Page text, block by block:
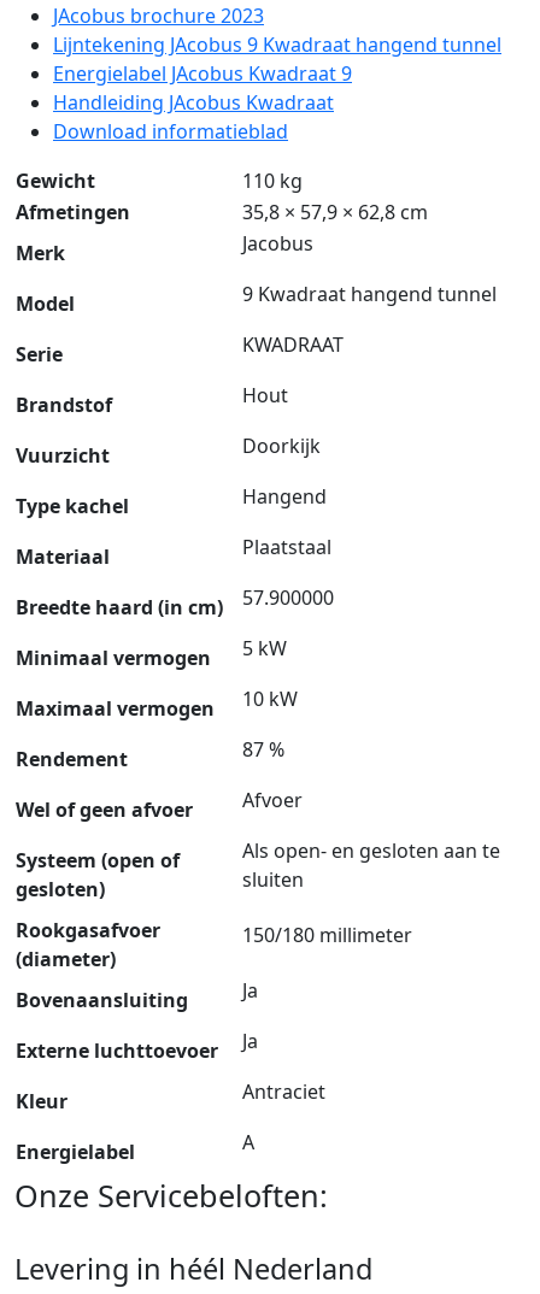
JAcobus brochure 2023
Lijntekening JAcobus 9 Kwadraat hangend tunnel
Energielabel JAcobus Kwadraat 9
Handleiding JAcobus Kwadraat
Download informatieblad
Gewicht
110 kg
Afmetingen
35,8 × 57,9 × 62,8 cm
Merk
Jacobus
Model 9 Kwadraat hangend tunnel
Serie KWADRAAT
Brandstof Hout
Vuurzicht Doorkijk
Type kachel Hangend
Materiaal Plaatstaal
Breedte haard (in cm) 57.900000
Minimaal vermogen 5 kW
Maximaal vermogen 10 kW
Rendement 87 %
Wel of geen afvoer Afvoer
Systeem (open of
gesloten)
Als open- en gesloten aan te
sluiten
Rookgasafvoer
(diameter)
150/180 millimeter
Bovenaansluiting Ja
Externe luchttoevoer Ja
Kleur Antraciet
Energielabel A
Onze Servicebeloften:
Levering in héél Nederland